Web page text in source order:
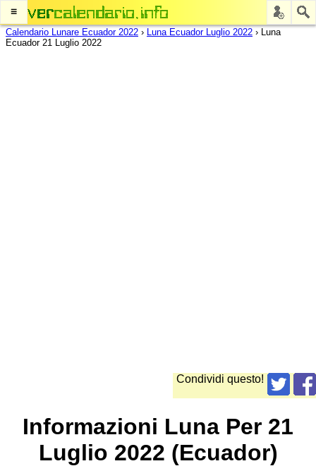
≡
Calendario Lunare Ecuador 2022 › Luna Ecuador Luglio 2022 › Luna
Ecuador 21 Luglio 2022
Condividi questo!
Informazioni Luna Per 21
Luglio 2022 (Ecuador)